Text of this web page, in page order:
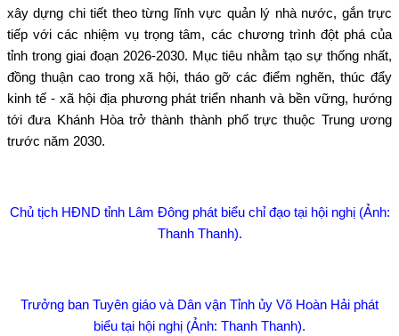
xây dựng chi tiết theo từng lĩnh vực quản lý nhà nước, gắn trực
tiếp với các nhiệm vụ trọng tâm, các chương trình đột phá của
tỉnh trong giai đoạn 2026-2030. Mục tiêu nhằm tạo sự thống nhất,
đồng thuận cao trong xã hội, tháo gỡ các điểm nghẽn, thúc đẩy
kinh tế - xã hội địa phương phát triển nhanh và bền vững, hướng
tới đưa Khánh Hòa trở thành thành phố trực thuộc Trung ương
trước năm 2030.
Chủ tịch HĐND tỉnh Lâm Đông phát biểu chỉ đạo tại hội nghị (Ảnh:
Thanh Thanh).
Trưởng ban Tuyên giáo và Dân vận Tỉnh ủy Võ Hoàn Hải phát
biểu tại hội nghị (Ảnh: Thanh Thanh).